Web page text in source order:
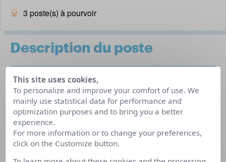
3 poste(s) à pourvoir
Description du poste
Dans le cadre des congés d’été, Le Service d’Aide et
d’Accompagnement à Domicile du SIVOS de la région de
BILLOM , recherche un auxiliaire de vie pour effectuer les
remplacements des agents afin d’accompagner nos
usagers à domicile et favoriser leur autonomie
(personnes âgées).
This site uses cookies,
To personalize and improve your comfort of use. We
mainly use statistical data for performance and
optimization purposes and to bring you a better
experience.
For more information or to change your preferences,
click on the Customize button.